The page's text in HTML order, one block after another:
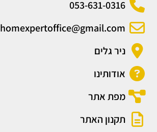
053-631-0316
homexpertoffice@gmail.com
ניר גלים
אודותינו
מפת אתר
תקנון האתר